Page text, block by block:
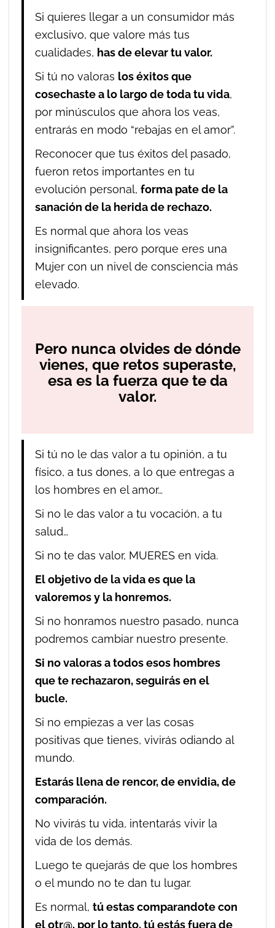
Si quieres llegar a un consumidor más
exclusivo, que valore más tus
cualidades, has de elevar tu valor.
Si tú no valoras los éxitos que
cosechaste a lo largo de toda tu vida,
por minúsculos que ahora los veas,
entrarás en modo “rebajas en el amor”.
Reconocer que tus éxitos del pasado,
fueron retos importantes en tu
evolución personal, forma pate de la
sanación de la herida de rechazo.
Es normal que ahora los veas
insignificantes, pero porque eres una
Mujer con un nivel de consciencia más
elevado.
Pero nunca olvides de dónde
vienes, que retos superaste,
esa es la fuerza que te da
valor.
Si tú no le das valor a tu opinión, a tu
físico, a tus dones, a lo que entregas a
los hombres en el amor…
Si no le das valor a tu vocación, a tu
salud…
Si no te das valor, MUERES en vida.
El objetivo de la vida es que la
valoremos y la honremos.
Si no honramos nuestro pasado, nunca
podremos cambiar nuestro presente.
Si no valoras a todos esos hombres
que te rechazaron, seguirás en el
bucle.
Si no empiezas a ver las cosas
positivas que tienes, vivirás odiando al
mundo.
Estarás llena de rencor, de envidia, de
comparación.
No vivirás tu vida, intentarás vivir la
vida de los demás.
Luego te quejarás de que los hombres
o el mundo no te dan tu lugar.
Es normal, tú estas comparandote con
el otr@, por lo tanto, tú estás fuera de